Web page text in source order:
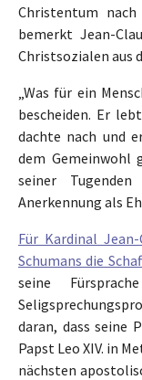
Christentum
bemerkt Jean-
Christsozialen
„Was für ein
bescheiden. Er
dachte nach und
dem Gemeinwohl
seiner
Anerkennung als
Für Kardinal
Schumans die
seine
daran, dass seine
Papst Leo XIV. in
nächsten